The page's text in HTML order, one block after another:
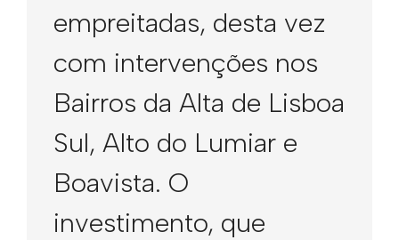
empreitadas, desta vez
com intervenções nos
Bairros da Alta de Lisboa
Sul, Alto do Lumiar e
Boavista. O
investimento, que